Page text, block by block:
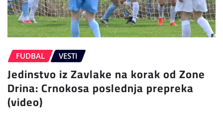
FUDBAL VESTI
Jedinstvo iz Zavlake na korak od Zone
Drina: Crnokosa poslednja prepreka
(video)